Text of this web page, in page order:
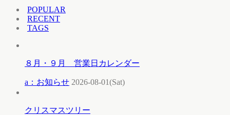
POPULAR
RECENT
TAGS
８月・９月 営業日カレンダー
a：お知らせ 2026-08-01(Sat)
クリスマスツリー